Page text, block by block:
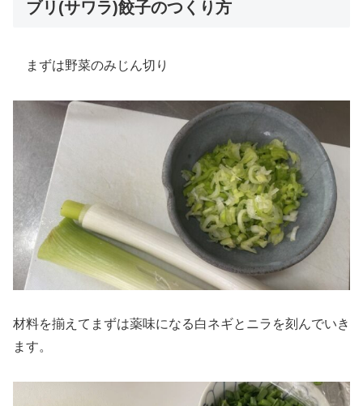
ブリ(サワラ)餃子のつくり方
まずは野菜のみじん切り
材料を揃えてまずは薬味になる白ネギとニラを刻んでいき
ます。